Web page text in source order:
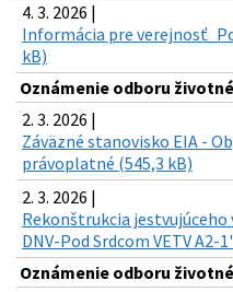
4. 3. 2026 |
Informácia pre
kB)
Oznámenie odboru
2. 3. 2026 |
Záväzné stanovisko EIA -
právoplatné (545,3 kB)
2. 3. 2026 |
Rekonštrukcia jestvujúceho
DNV-Pod Srdcom VETV A2-
Oznámenie odboru